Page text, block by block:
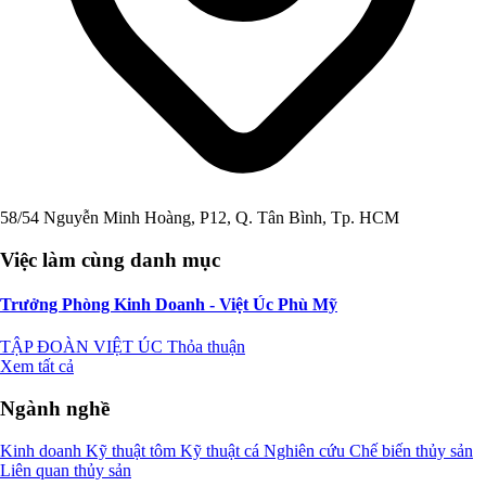
58/54 Nguyễn Minh Hoàng, P12, Q. Tân Bình, Tp. HCM
Việc làm cùng danh mục
Trưởng Phòng Kinh Doanh - Việt Úc Phù Mỹ
TẬP ĐOÀN VIỆT ÚC Thỏa thuận
Xem tất cả
Ngành nghề
Kinh doanh Kỹ thuật tôm Kỹ thuật cá Nghiên cứu Chế biến thủy sản
Liên quan thủy sản